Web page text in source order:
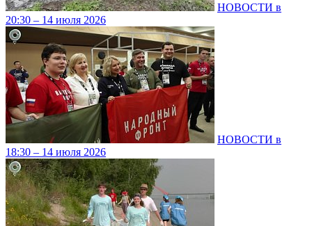
НОВОСТИ в
20:30 – 14 июля 2026
НОВОСТИ в
18:30 – 14 июля 2026